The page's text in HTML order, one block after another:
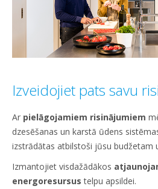
Izveidojiet pats savu
Ar pielāgojamiem risinājumiem
dzesēšanas un karstā ūdens
izstrādātas atbilstoši jūsu budžetam
Izmantojiet visdažādākos
energoresursus telpu apsildei.